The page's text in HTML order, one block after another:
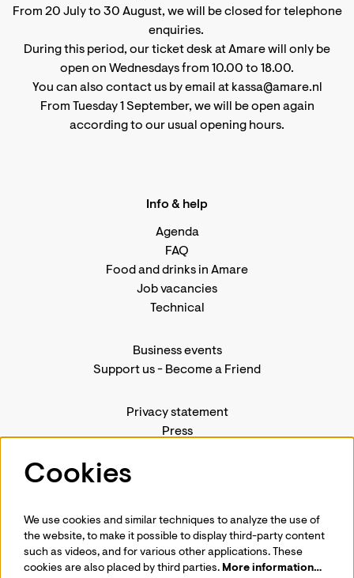
From 20 July to 30 August, we will be closed for telephone
enquiries.
During this period, our ticket desk at Amare will only be
open on Wednesdays from 10.00 to 18.00.
You can also contact us by email at kassa@amare.nl
From Tuesday 1 September, we will be open again
according to our usual opening hours.
Info & help
Agenda
FAQ
Food and drinks in Amare
Job vacancies
Technical
Business events
Support us- Become a Friend
Privacy statement
Press
Follow us
Cookies
We use cookies and similar techniques to analyze the use of
the website, to make it possible to display third-party content
such as videos, and for various other applications. These
cookies are also placed by third parties. More information…